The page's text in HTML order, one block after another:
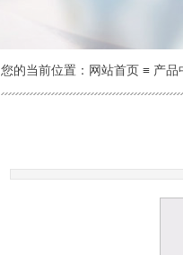
您的当前位置：​​​​ 网站首页 ≡ 产品